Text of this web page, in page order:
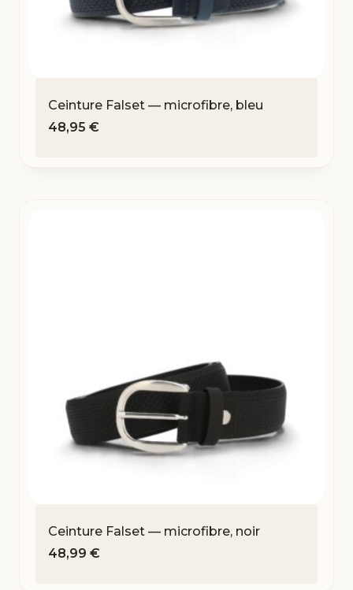
Ceinture Falset — microfibre, bleu
48,95 €
Ceinture Falset — microfibre, noir
48,99 €